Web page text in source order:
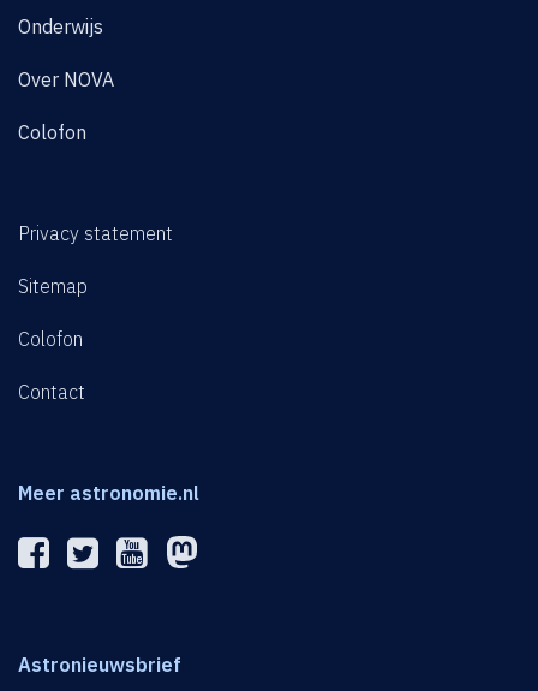
Onderwijs
Over NOVA
Colofon
Privacy statement
Sitemap
Colofon
Contact
Meer astronomie.nl
Astronieuwsbrief